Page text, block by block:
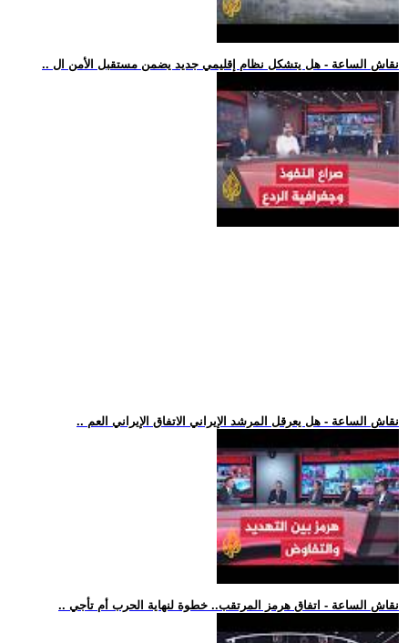
.. نقاش الساعة - هل يتشكل نظام إقليمي جديد يضمن مستقبل الأمن ال
.. نقاش الساعة - هل يعرقل المرشد الإيراني الاتفاق الإيراني العم
.. نقاش الساعة - اتفاق هرمز المرتقب.. خطوة لنهاية الحرب أم تأجي